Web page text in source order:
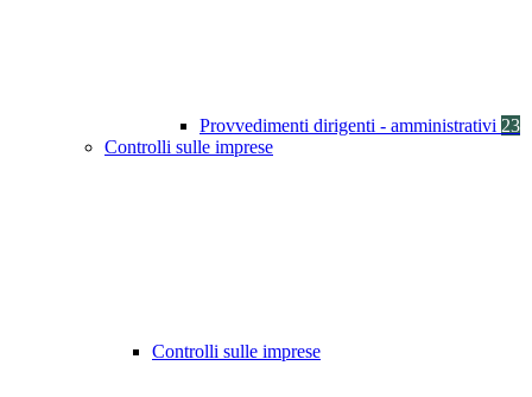
Provvedimenti dirigenti - amministrativi 23
Controlli sulle imprese
Controlli sulle imprese